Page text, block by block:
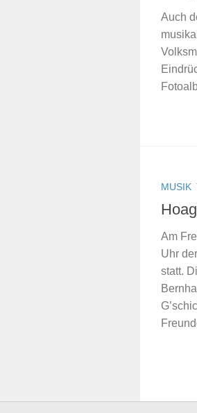
Auch
MUSIK
Am
Uhr
statt.